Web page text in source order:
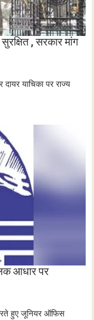
, सरकार मांग
याचिका पर राज्य
आधार पर
हुए जूनियर ऑफिस